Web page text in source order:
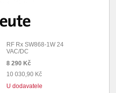
RF Rx SW868-1W 24
VAC/DC
8 290 Kč
10 030,90 Kč
U dodavatele